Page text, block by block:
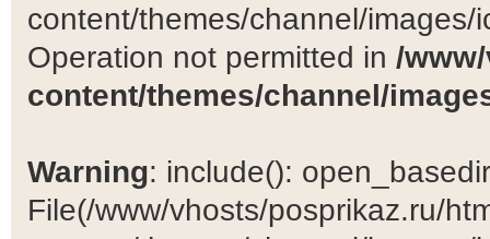
content/themes/channel/
Operation not permitted in /
content/themes/channel/
Warning: include():
File(/www/vhosts/posprikaz.ru/